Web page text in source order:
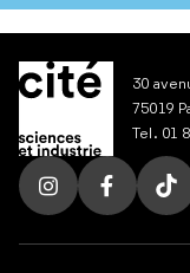
30
75019
Tel. 01
Suivez nous
Suivez